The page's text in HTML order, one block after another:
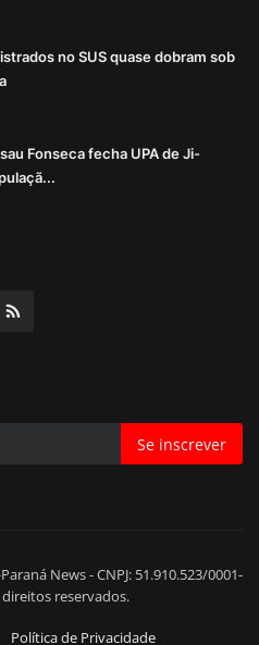
no SUS quase dobram sob
Fonseca fecha UPA de Ji-
Se inscrever
News - CNPJ: 51.910.523/0001-
reservados.
Política de Privacidade